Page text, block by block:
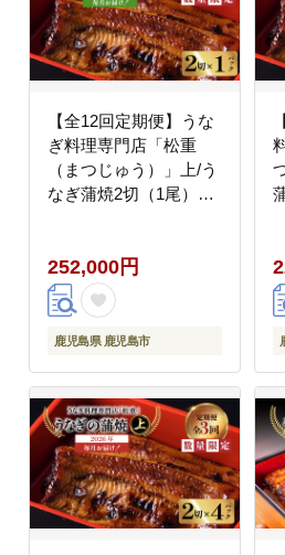
【全12回定期便】うな
ぎ料理専門店「松重
（まつじゅう）」上/う
なぎ蒲焼2切（1尾）×1
252,000円
鹿児島県 鹿児島市